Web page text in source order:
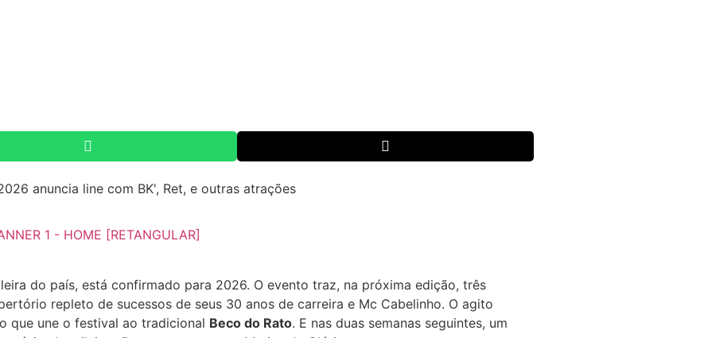
do país, está confirmado para 2026. O evento traz, na próxima edição, três
repleto de sucessos de seus 30 anos de carreira e Mc Cabelinho. O agito
que une o festival ao tradicional Beco do Rato. E nas duas semanas seguintes, um